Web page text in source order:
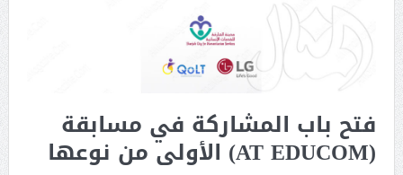
فتح باب المشاركة في مسابقة
(AT EDUCOM) الأولى من نوعها